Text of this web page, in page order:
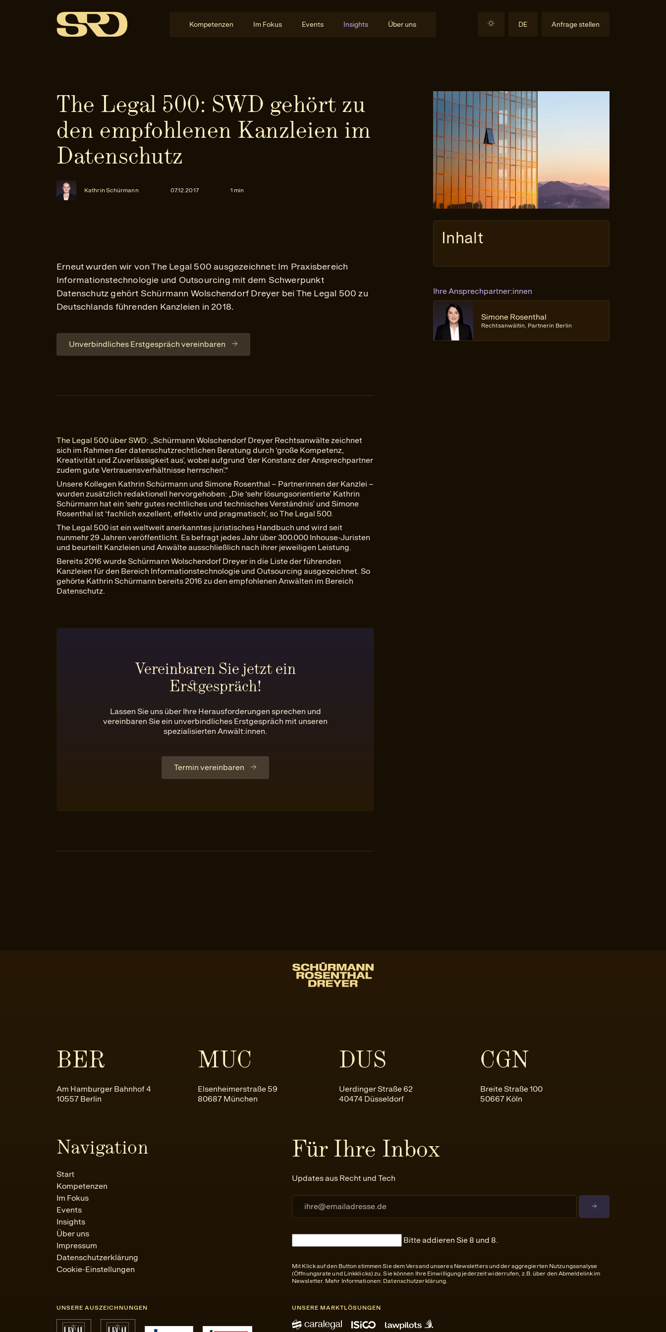
Kompetenzen Im Fokus Events Insights Über uns DE Anfrage stellen
The Legal 500: SWD gehört zu
den empfohlenen Kanzleien im
Datenschutz
Kathrin Schürmann 07.12.2017 1 min
Erneut wurden wir von The Legal 500 ausgezeichnet: Im Praxisbereich
Informationstechnologie und Outsourcing mit dem Schwerpunkt
Datenschutz gehört Schürmann Wolschendorf Dreyer bei The Legal 500 zu
Deutschlands führenden Kanzleien in 2018.
Unverbindliches Erstgespräch vereinbaren
The Legal 500 über SWD: „Schürmann Wolschendorf Dreyer Rechtsanwälte zeichnet
sich im Rahmen der datenschutzrechtlichen Beratung durch ‘große Kompetenz,
Kreativität und Zuverlässigkeit aus’, wobei aufgrund ‘der Konstanz der Ansprechpartner
zudem gute Vertrauensverhältnisse herrschen’.“
Unsere Kollegen Kathrin Schürmann und Simone Rosenthal – Partnerinnen der Kanzlei –
wurden zusätzlich redaktionell hervorgehoben: „Die ‘sehr lösungsorientierte’ Kathrin
Schürmann hat ein ‘sehr gutes rechtliches und technisches Verständnis’ und Simone
Rosenthal ist ‘fachlich exzellent, effektiv und pragmatisch’, so The Legal 500.
The Legal 500 ist ein weltweit anerkanntes juristisches Handbuch und wird seit
nunmehr 29 Jahren veröffentlicht. Es befragt jedes Jahr über 300.000 Inhouse-Juristen
und beurteilt Kanzleien und Anwälte ausschließlich nach ihrer jeweiligen Leistung.
Bereits 2016 wurde Schürmann Wolschendorf Dreyer in die Liste der führenden
Kanzleien für den Bereich Informationstechnologie und Outsourcing ausgezeichnet. So
gehörte Kathrin Schürmann bereits 2016 zu den empfohlenen Anwälten im Bereich
Datenschutz.
Vereinbaren Sie jetzt ein
Erstgespräch!
Lassen Sie uns über Ihre Herausforderungen sprechen und
vereinbaren Sie ein unverbindliches Erstgespräch mit unseren
spezialisierten Anwält:innen.
Termin vereinbaren
Inhalt
Ihre Ansprechpartner:innen
Simone Rosenthal
Rechtsanwältin, Partnerin Berlin
BER
Am Hamburger Bahnhof 4
10557 Berlin
MUC
Elsenheimerstraße 59
80687 München
DUS
Uerdinger Straße 62
40474 Düsseldorf
CGN
Breite Straße 100
50667 Köln
Navigation
Start
Kompetenzen
Im Fokus
Events
Insights
Über uns
Impressum
Datenschutzerklärung
Cookie-Einstellungen
Für Ihre Inbox
Updates aus Recht und Tech
Bitte addieren Sie 8 und 8.
Mit Klick auf den Button stimmen Sie dem Versand unseres Newsletters und der aggregierten Nutzungsanalyse
(Öffnungsrate und Linkklicks) zu. Sie können Ihre Einwilligung jederzeit widerrufen, z.B. über den Abmeldelink im
Newsletter. Mehr Informationen: Datenschutzerklärung.
UNSERE AUSZEICHNUNGEN UNSERE MARKTLÖSUNGEN